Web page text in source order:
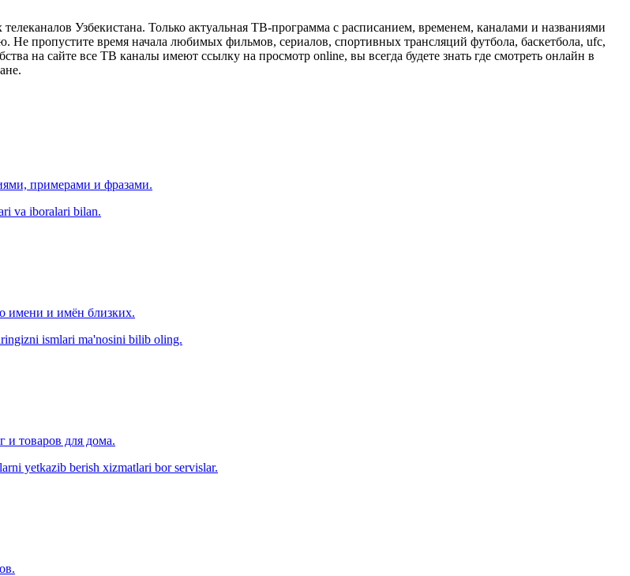
Узбекистана. Только актуальная ТВ-программа с расписанием, временем, каналами и названиями
Не пропустите время начала любимых фильмов, сериалов, спортивных трансляций футбола, баскетбола, ufc,
на сайте все ТВ каналы имеют ссылку на просмотр online, вы всегда будете знать где смотреть онлайн в
примерами и фразами.
va iboralari bilan.
имени и имён близких.
ismlari ma'nosini bilib oling.
и товаров для дома.
yetkazib berish xizmatlari bor servislar.